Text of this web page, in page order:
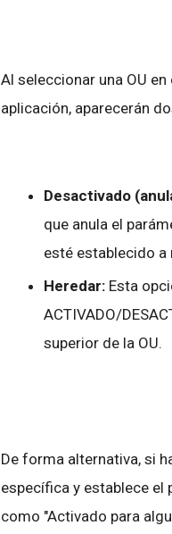
Al seleccionar una OU
aplicación, aparecerán
Desactivado
que anula el
esté establecido a
Heredar: Esta
ACTIVADO/
superior de la OU.
De forma alternativa, si
específica y establece el
como "Activado para